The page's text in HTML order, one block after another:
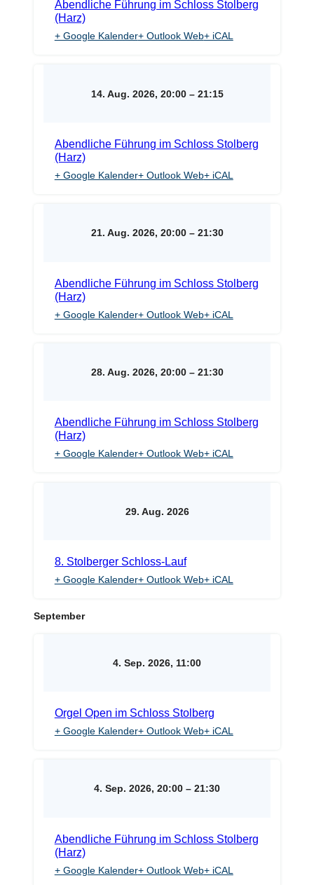
Abendliche Führung im Schloss Stolberg
(Harz)
+ Google Kalender+ Outlook Web+ iCAL
14. Aug. 2026, 20:00 –21:15
Abendliche Führung im Schloss Stolberg
(Harz)
+ Google Kalender+ Outlook Web+ iCAL
21. Aug. 2026, 20:00 –21:30
Abendliche Führung im Schloss Stolberg
(Harz)
+ Google Kalender+ Outlook Web+ iCAL
28. Aug. 2026, 20:00 –21:30
Abendliche Führung im Schloss Stolberg
(Harz)
+ Google Kalender+ Outlook Web+ iCAL
29. Aug. 2026
8. Stolberger Schloss-Lauf
+ Google Kalender+ Outlook Web+ iCAL
September
4. Sep. 2026, 11:00
Orgel Open im Schloss Stolberg
+ Google Kalender+ Outlook Web+ iCAL
4. Sep. 2026, 20:00 – 21:30
Abendliche Führung im Schloss Stolberg
(Harz)
+ Google Kalender+ Outlook Web+ iCAL